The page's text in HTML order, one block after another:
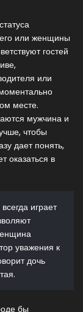
или женщины
гостей
или
месте.
мужчина и
чтобы
дает понять,
оказаться в
играет
уважения к
дочь
бы